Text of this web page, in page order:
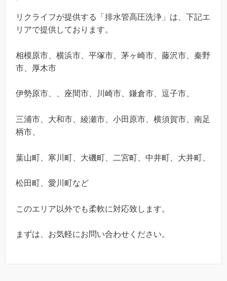
リクライフが提供する「排水管高圧洗浄」は、下記エ
リアで提供しております。
相模原市、横浜市、平塚市、茅ヶ崎市、藤沢市、秦野
市、厚木市
伊勢原市、、座間市、川崎市、鎌倉市、逗子市、
三浦市、大和市、綾瀬市、小田原市、横須賀市、南足
柄市、
葉山町、寒川町、大磯町、二宮町、中井町、大井町、
松田町、愛川町など
このエリア以外でも柔軟に対応致します。
まずは、お気軽にお問い合わせください。